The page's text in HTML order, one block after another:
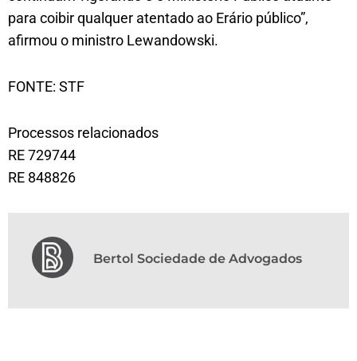
para coibir qualquer atentado ao Erário público”,
afirmou o ministro Lewandowski.
FONTE: STF
Processos relacionados
RE 729744
RE 848826
Bertol Sociedade de Advogados